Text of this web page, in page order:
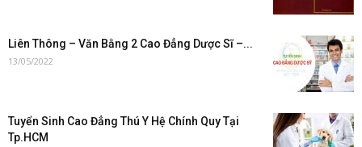
Liên Thông – Văn Bằng 2 Cao Đẳng Dược Sĩ –...
13/05/2022
Tuyển Sinh Cao Đẳng Thú Y Hệ Chính Quy Tại
Tp.HCM